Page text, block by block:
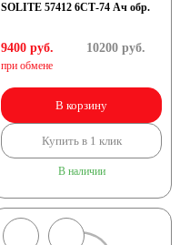
SOLITE 57412 6СТ-74 Ач обр.
9400 руб.
при обмене
10200руб.
В корзину
Купить в 1 клик
В наличии